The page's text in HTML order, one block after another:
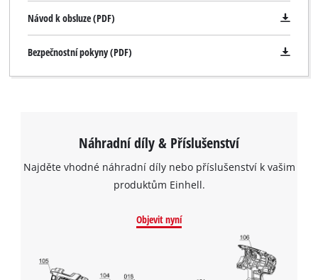
Návod k obsluze (PDF)
Bezpečnostní pokyny (PDF)
Náhradní díly & Příslušenství
Najděte vhodné náhradní díly nebo příslušenství k vašim
produktům Einhell.
Objevit nyní